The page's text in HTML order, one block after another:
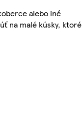
alebo iné
na malé kúsky, ktoré